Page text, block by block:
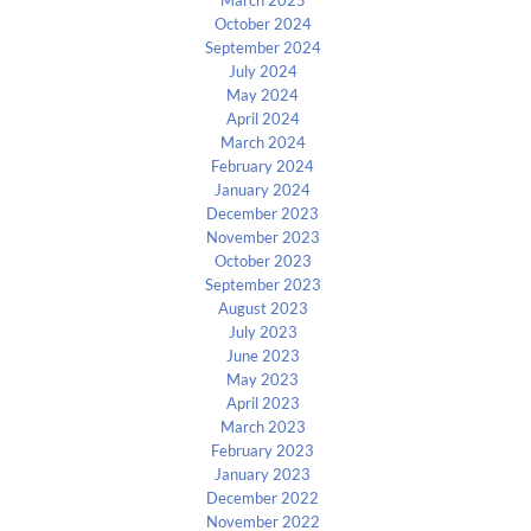
October 2024
September 2024
July 2024
May 2024
April 2024
March 2024
February 2024
January 2024
December 2023
November 2023
October 2023
September 2023
August 2023
July 2023
June 2023
May 2023
April 2023
March 2023
February 2023
January 2023
December 2022
November 2022